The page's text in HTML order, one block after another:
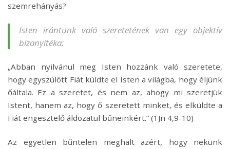
szemrehányás?
Isten irántunk való szeretetének van egy objektív
bizonyítéka:
„Abban nyilvánul meg Isten hozzánk való szeretete,
hogy egyszülött Fiát küldte el Isten a világba, hogy éljünk
őáltala. Ez a szeretet, és nem az, ahogy mi szeretjük
Istent, hanem az, hogy ő szeretett minket, és elküldte a
Fiát engesztelő áldozatul bűneinkért.” (1Jn 4,9-10)
Az egyetlen bűntelen meghalt azért, hogy nekünk